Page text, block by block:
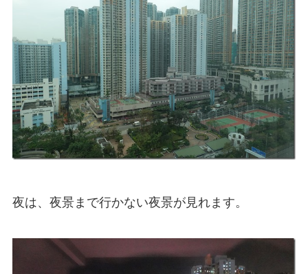
夜は、夜景まで行かない夜景が見れます。